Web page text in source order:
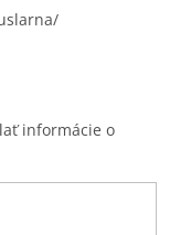
informácie o